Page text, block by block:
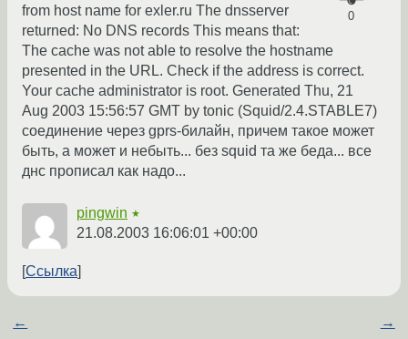
0
from host name for exler.ru The dnsserver
returned: No DNS records This means that:
The cache was not able to resolve the hostname
presented in the URL. Check if the address is correct.
Your cache administrator is root. Generated Thu, 21
Aug 2003 15:56:57 GMT by tonic (Squid/2.4.STABLE7)
соединение через gprs-билайн, причем такое может
быть, а может и небыть... без squid та же беда... все
днс прописал как надо...
pingwin ★
21.08.2003 16:06:01 +00:00
Ссылка
← →